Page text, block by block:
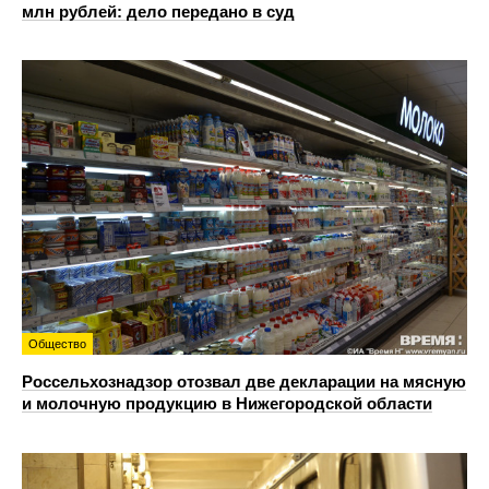
млн рублей: дело передано в суд
Общество
Россельхознадзор отозвал две декларации на мясную
и молочную продукцию в Нижегородской области